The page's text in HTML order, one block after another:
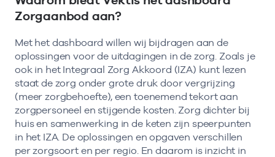
Zorgaanbod aan?
Met het dashboard willen wij bijdragen aan de
oplossingen voor de uitdagingen in de zorg. Zoals je
ook in het Integraal Zorg Akkoord (IZA) kunt lezen
staat de zorg onder grote druk door vergrijzing
(meer zorgbehoefte), een toenemend tekort aan
zorgpersoneel en stijgende kosten. Zorg dichter bij
huis en samenwerking in de keten zijn speerpunten
in het IZA. De oplossingen en opgaven verschillen
per zorgsoort en per regio. En daarom is inzicht in